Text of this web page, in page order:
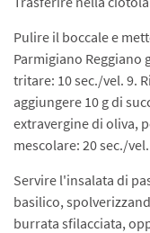
Pulire il boccale e
Parmigiano Reggiano
tritare: 10 sec./vel. 9.
aggiungere 10 g di
extravergine di oliva,
mescolare: 20 sec./
Servire l'insalata di
basilico,
burrata sfilacciata,